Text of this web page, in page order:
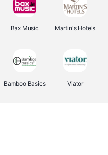
Bax Music Martin's Hotels
Bamboo Basics Viator